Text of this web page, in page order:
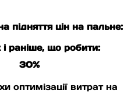
підняття цін на пальне:
раніше, що робити:
30%
оптимізації витрат на